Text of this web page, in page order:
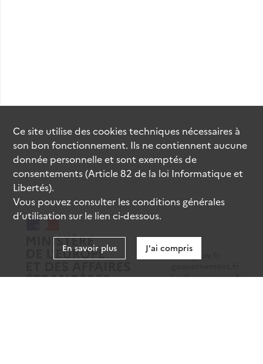
data.gouv.fr
legifrance.gouv.fr
Ce site utilise descookiestechniques nécessaires à
son bon fonctionnement. Ils ne contiennent aucune
donnée personnelle et sont exemptés de
consentements (Article 82 de la loi Informatique et
Libertés).
Vous pouvez consulter les conditions générales
d’utilisation sur le lien ci-dessous.
En savoir plus J'ai compris